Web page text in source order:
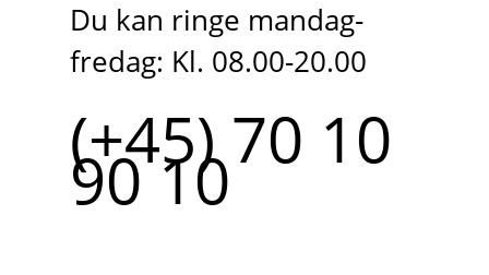
Du kan ringe mandag-
fredag: Kl. 08.00-20.00
(+45) 70 10
90 10